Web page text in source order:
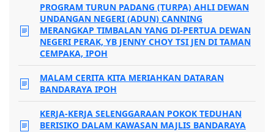
PROGRAM TURUN PADANG (TURPA) AHLI DEWAN
UNDANGAN NEGERI (ADUN) CANNING
MERANGKAP TIMBALAN YANG DI-PERTUA DEWAN
NEGERI PERAK, YB JENNY CHOY TSI JEN DI TAMAN
CEMPAKA, IPOH
MALAM CERITA KITA MERIAHKAN DATARAN
BANDARAYA IPOH
KERJA-KERJA SELENGGARAAN POKOK TEDUHAN
BERISIKO DALAM KAWASAN MAJLIS BANDARAYA